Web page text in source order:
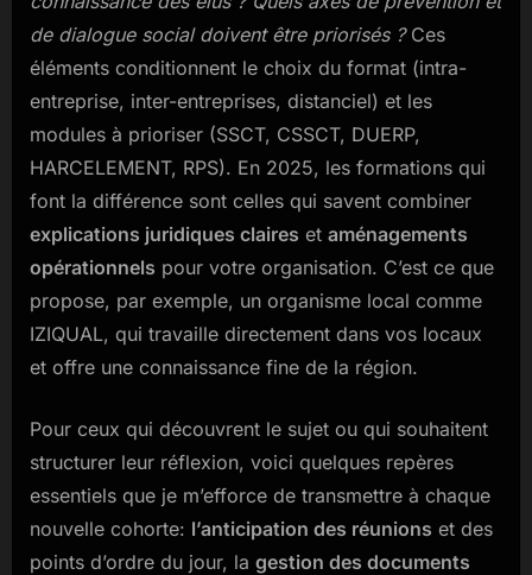
de dialogue social doivent être priorisés ?Ces
éléments conditionnent le choix du format (intra-
entreprise, inter-entreprises, distanciel) et les
modules à prioriser (SSCT, CSSCT, DUERP,
HARCELEMENT, RPS). En 2025, les formations qui
font la différence sont celles qui savent combiner
explications juridiques claires et aménagements
opérationnels pour votre organisation. C’est ce que
propose, par exemple, un organisme local comme
IZIQUAL, qui travaille directement dans vos locaux
et offre une connaissance fine de la région.
Pour ceux qui découvrent le sujet ou qui souhaitent
structurer leur réflexion, voici quelques repères
essentiels que je m’efforce de transmettre à chaque
nouvelle cohorte: l’anticipation des réunions et des
points d’ordre du jour, la gestion des documents